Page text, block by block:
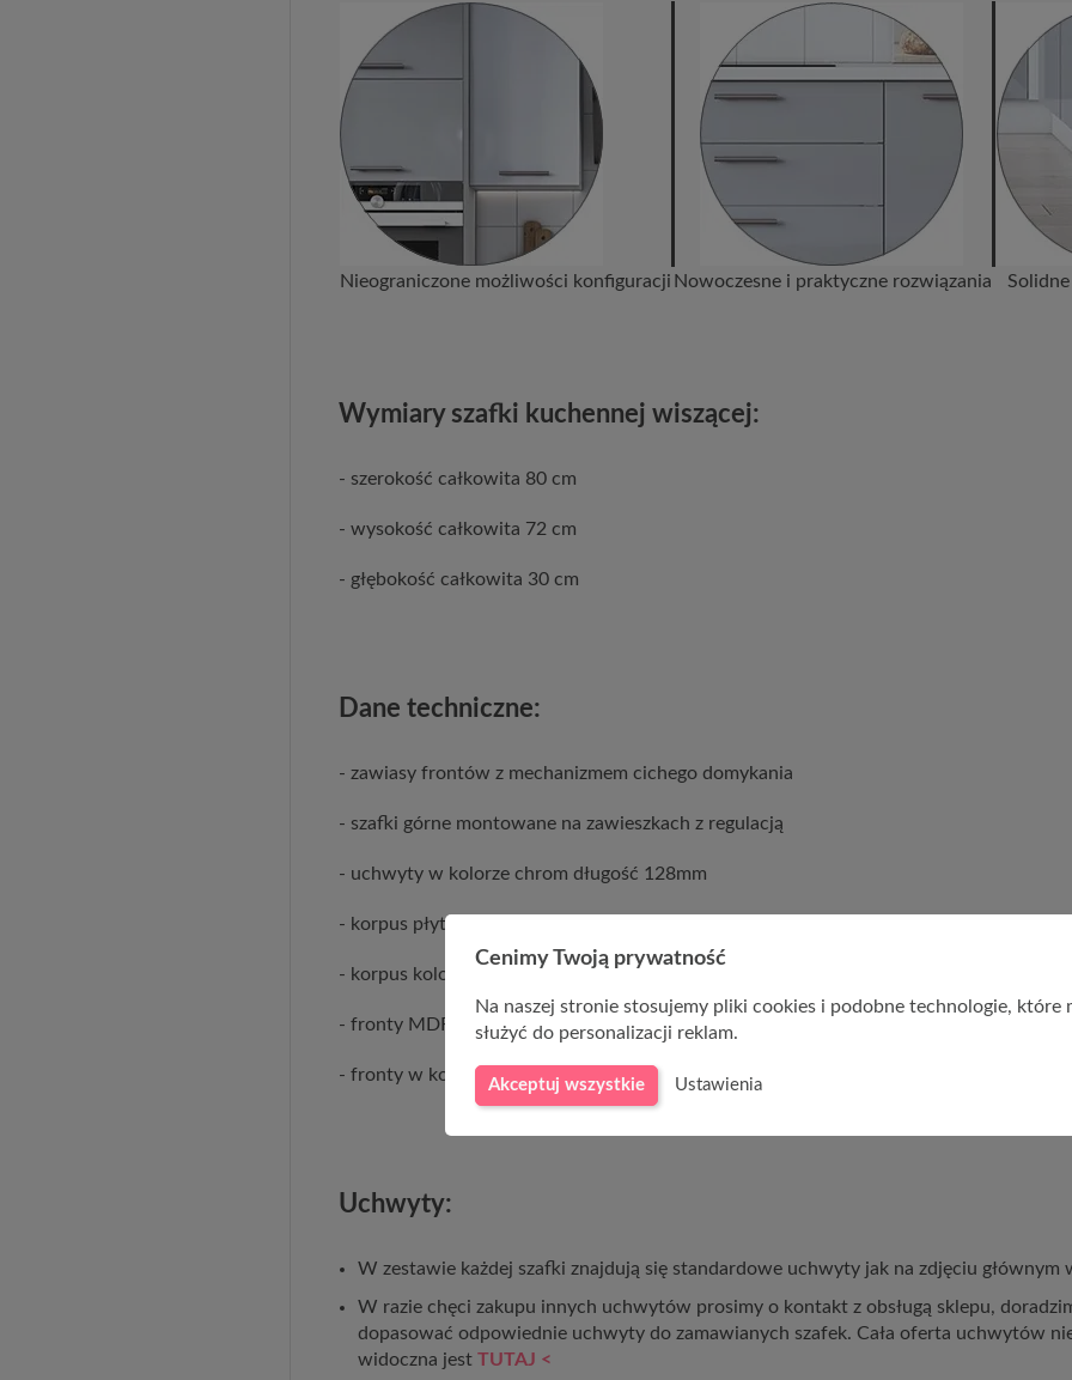
Nieograniczone możliwości konfiguracji Nowoczesne i praktyczne rozwiązania
Wymiary szafki kuchennej wiszącej:
- szerokość całkowita 80 cm
- wysokość całkowita 72 cm
- głębokość całkowita 30 cm
Dane techniczne:
- zawiasy frontów z mechanizmem cichego domykania
- szafki górne montowane na zawieszkach z regulacją
- uchwyty w kolorze chrom długość 128mm
- korpus płyta wiórowa laminowana o grubości 16mm
- korpus kolor biały
- fronty MDF wysoki połysk grubość 16mm
- fronty w kolorze jasny popiel
Uchwyty:
W zestawie każdej szafki znajdują się standardowe uchwyty jak na zdjęciu głównym
W razie chęci zakupu innych uchwytów prosimy o kontakt z obsługą sklepu,
dopasować odpowiednie uchwyty do zamawianych szafek. Cała oferta uchwytów
widoczna jest TUTAJ <
Cenimy Twoją prywatność
Na naszej stronie stosujemy pliki cookies i podobne technologie, które
służyć do personalizacji reklam.
Akceptuj wszystkie Ustawienia